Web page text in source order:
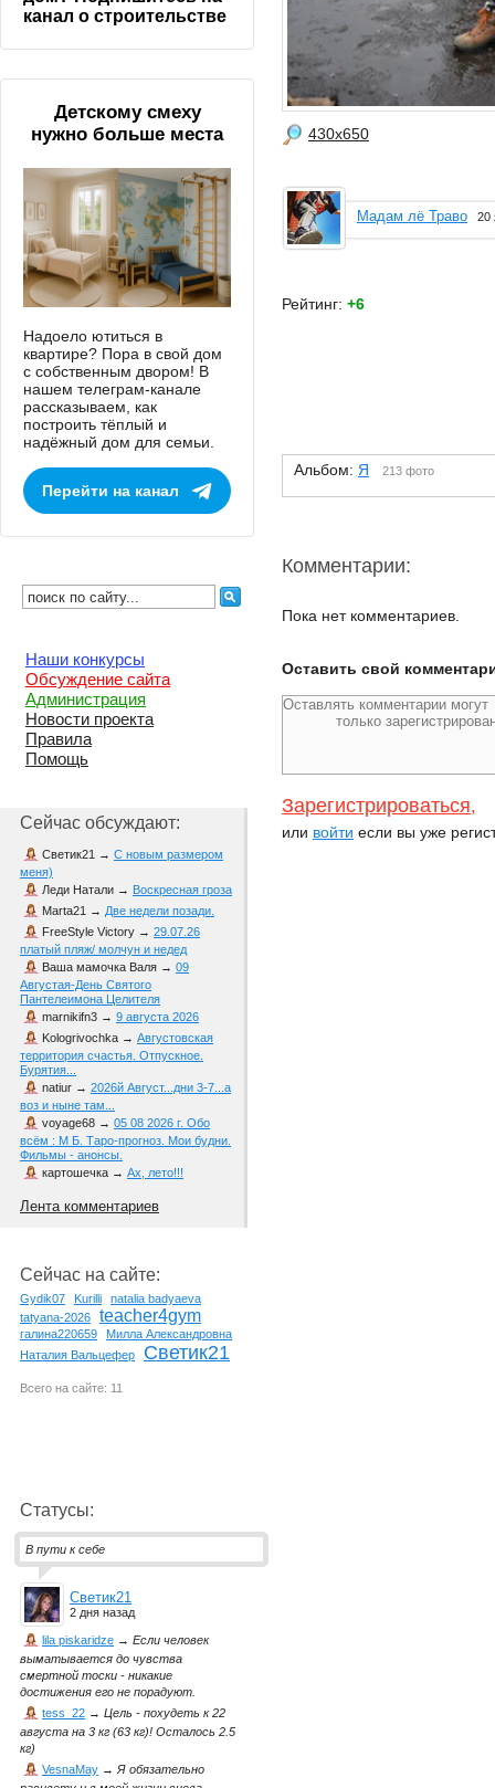
430x650
Мадам лё Траво 20
Рейтинг: +6
Альбом: Я 213 фото
Комментарии:
Пока нет комментариев.
Оставить свой
Зарегистрироваться,
или войти если вы уже
канал о строительстве
Детскому смеху
нужно больше места
Надоело ютиться в
квартире? Пора в свой дом
с собственным двором! В
нашем телеграм-канале
рассказываем, как
построить тёплый и
надёжный дом для семьи.
Перейти на канал
Наши конкурсы
Обсуждение сайта
Администрация
Новости проекта
Правила
Помощь
Сейчас обсуждают:
Светик21 → С новым размером
меня)
Леди Натали → Воскресная гроза
Marta21 → Две недели позади.
FreeStyle Victory → 29.07.26
платый пляж/ молчун и недед
Ваша мамочка Валя → 09
Августая-День Святого
Пантелеимона Целителя
marnikifn3 → 9 августа 2026
Kologrivochka → Августовская
территория счастья. Отпускное.
Бурятия...
natiur → 2026й Август...дни 3-7...а
воз и ныне там...
voyage68 → 05 08 2026 г. Обо
всём : М Б. Таро-прогноз. Мои будни.
Фильмы - анонсы.
картошечка → Ах, лето!!!
Лента комментариев
Сейчас на сайте:
Gydik07 Kurilli
natalia badyaeva
tatyana-2026
teacher4gym
галина220659
Милла Александровна
Наталия Вальцефер
Светик21
Всего на сайте: 11
Статусы:
В пути к себе
Светик21
2 дня назад
lila piskaridze → Если человек
выматывается до чувства
смертной тоски - никакие
достижения его не порадуют.
tess_22 → Цель - похудеть к 22
августа на 3 кг (63 кг)! Осталось 2.5
кг)
VesnaMay →Я обязательно